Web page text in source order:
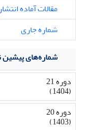
مقالات آماده انتشار
شماره جاری
شماره‌های پیشین
دوره 21
(1404)
دوره 20
(1403)